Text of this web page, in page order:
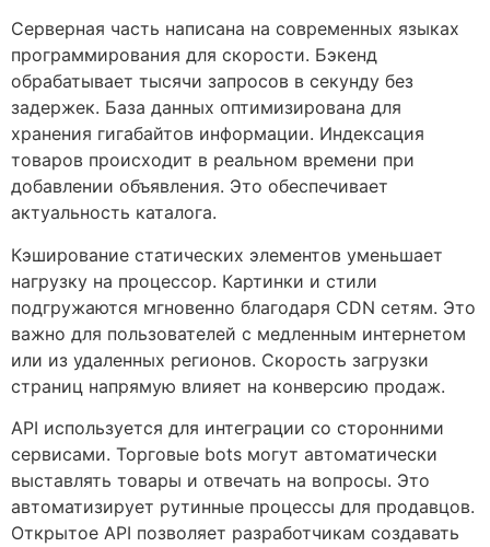
Серверная часть написана на современных языках
программирования для скорости. Бэкенд
обрабатывает тысячи запросов в секунду без
задержек. База данных оптимизирована для
хранения гигабайтов информации. Индексация
товаров происходит в реальном времени при
добавлении объявления. Это обеспечивает
актуальность каталога.
Кэширование статических элементов уменьшает
нагрузку на процессор. Картинки и стили
подгружаются мгновенно благодаря CDN сетям. Это
важно для пользователей с медленным интернетом
или из удаленных регионов. Скорость загрузки
страниц напрямую влияет на конверсию продаж.
API используется для интеграции со сторонними
сервисами. Торговые bots могут автоматически
выставлять товары и отвечать на вопросы. Это
автоматизирует рутинные процессы для продавцов.
Открытое API позволяет разработчикам создавать